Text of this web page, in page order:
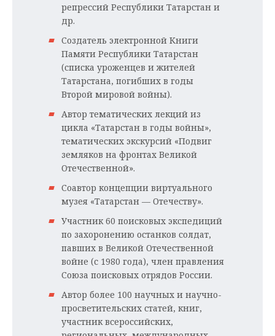
репрессий Республики Татарстан и
др.
Создатель электронной Книги
Памяти Республики Татарстан
(списка уроженцев и жителей
Татарстана, погибших в годы
Второй мировой войны).
Автор тематических лекций из
цикла «Татарстан в годы войны»,
тематических экскурсий «Подвиг
земляков на фронтах Великой
Отечественной».
Соавтор концепции виртуального
музея «Татарстан — Отечеству».
Участник 60 поисковых экспедиций
по захоронению останков солдат,
павших в Великой Отечественной
войне (с 1980 года), член правления
Союза поисковых отрядов России.
Автор более 100 научных и научно-
просветительских статей, книг,
участник всероссийских,